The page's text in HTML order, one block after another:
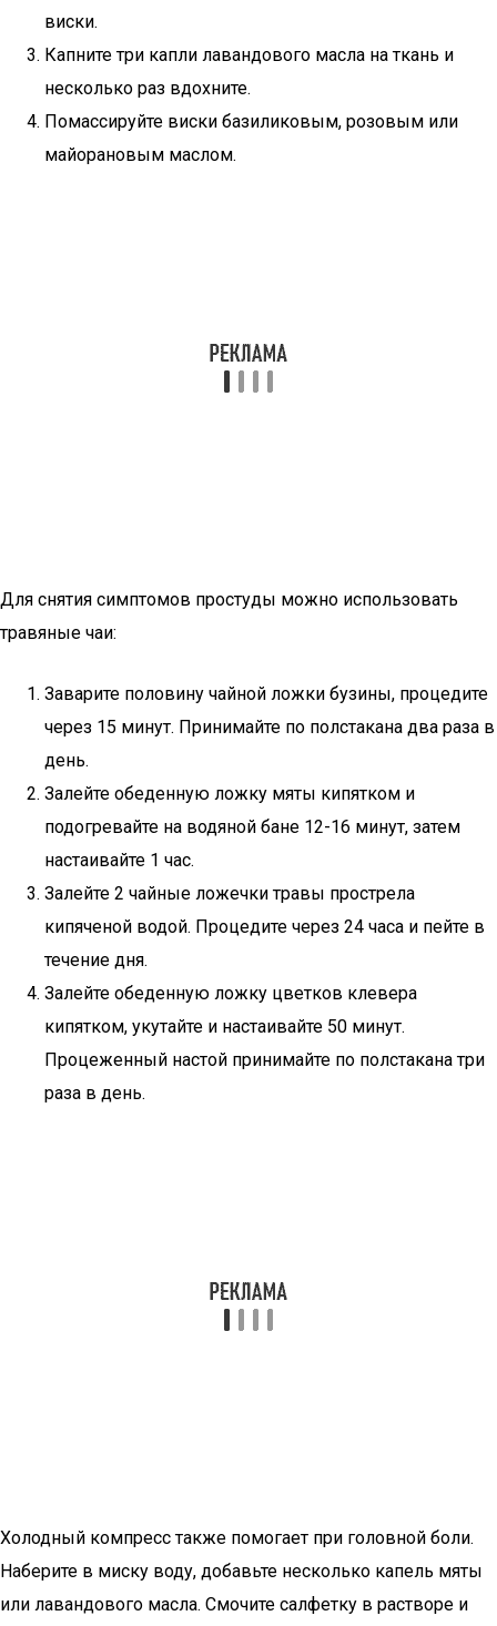
виски.
Капните три капли лавандового масла на ткань и
несколько раз вдохните.
Помассируйте виски базиликовым, розовым или
майорановым маслом.
Для снятия симптомов простуды можно использовать
травяные чаи:
Заварите половину чайной ложки бузины, процедите
через 15 минут. Принимайте по полстакана два раза в
день.
Залейте обеденную ложку мяты кипятком и
подогревайте на водяной бане 12-16 минут, затем
настаивайте 1 час.
Залейте 2 чайные ложечки травы прострела
кипяченой водой. Процедите через 24 часа и пейте в
течение дня.
Залейте обеденную ложку цветков клевера
кипятком, укутайте и настаивайте 50 минут.
Процеженный настой принимайте по полстакана три
раза в день.
Холодный компресс также помогает при головной боли.
Наберите в миску воду, добавьте несколько капель мяты
или лавандового масла. Смочите салфетку в растворе и